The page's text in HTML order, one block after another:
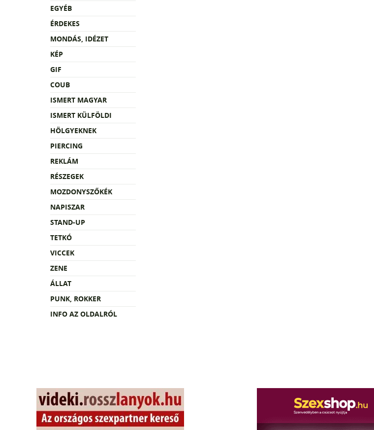
EGYÉB
ÉRDEKES
MONDÁS, IDÉZET
KÉP
GIF
COUB
ISMERT MAGYAR
ISMERT KÜLFÖLDI
HÖLGYEKNEK
PIERCING
REKLÁM
RÉSZEGEK
MOZDONYSZŐKÉK
NAPISZAR
STAND-UP
TETKÓ
VICCEK
ZENE
ÁLLAT
PUNK, ROKKER
INFO AZ OLDALRÓL